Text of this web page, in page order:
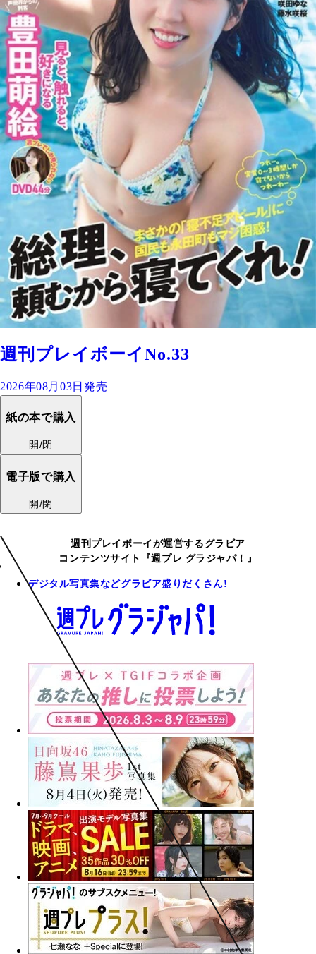
週刊プレイボーイNo.33
2026年08月03日発売
紙の本で購入
開/閉
電子版で購入
開/閉
週刊プレイボーイが運営するグラビア
コンテンツサイト『週プレ グラジャパ！』
デジタル写真集などグラビア盛りだくさん!